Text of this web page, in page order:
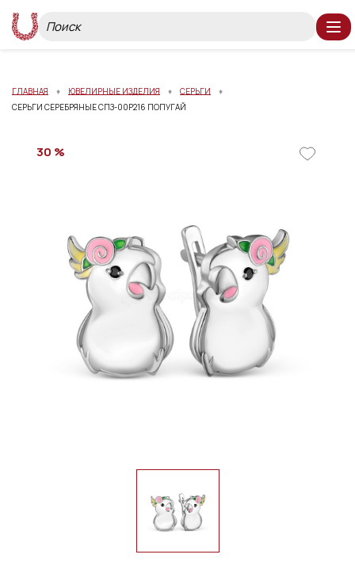
ГЛАВНАЯ ЮВЕЛИРНЫЕ ИЗДЕЛИЯ
СЕРЬГИ
СЕРЬГИ СЕРЕБРЯНЫЕ СПЗ-00Р216 ПОПУГАЙ
30 %